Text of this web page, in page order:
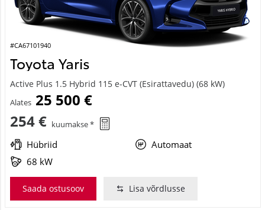
#CA67101940
Toyota Yaris
Active Plus 1.5 Hybrid 115 e-CVT (Esirattavedu) (68 kW)
Alates 25 500 €
254 € kuumakse *
Hübriid
Automaat
68 kW
Saada ostusoov Lisa võrdlusse